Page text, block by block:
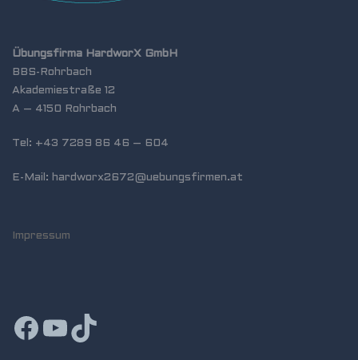
Übungsfirma HardworX GmbH
BBS-Rohrbach
Akademiestraße 12
A – 4150 Rohrbach
Tel: +43 7289 86 46 – 604
E-Mail: hardworx2672@uebungsfirmen.at
Impressum
Facebook
YouTube
TikTok